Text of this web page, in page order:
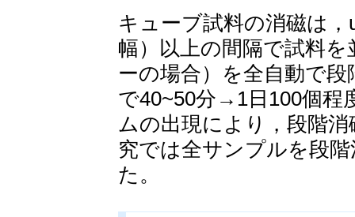
キューブ試料の消磁は
幅）以上の間隔で試料
ーの場合）を全自動で
で40~50分→1日100個程
ムの出現により，段階
究では全サンプルを段
た。